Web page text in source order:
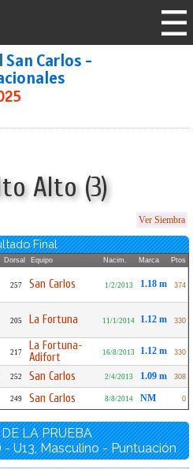
Carlos -
Alto (3)
Ver Siembra
Final
Dorsal Equipo Nacim. Marca Ptos
257 San Carlos 1/2/2013 1.18 m 374
205 La Fortuna 11/1/2014 1.12 m 330
217
La Fortuna-
Adifort
16/8/2013 1.12 m 330
252 San Carlos 2/4/2013 1.09 m 308
249 San Carlos 8/8/2014 NM 0
LA PRUEBA
U13, Masculino - Puntuación